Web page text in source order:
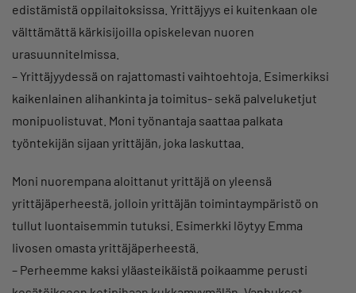
edistämistä oppilaitoksissa. Yrittäjyys ei kuitenkaan ole
välttämättä kärkisijoilla opiskelevan nuoren
urasuunnitelmissa.
– Yrittäjyydessä on rajattomasti vaihtoehtoja. Esimerkiksi
kaikenlainen alihankinta ja toimitus- sekä palveluketjut
monipuolistuvat. Moni työnantaja saattaa palkata
työntekijän sijaan yrittäjän, joka laskuttaa.
Moni nuorempana aloittanut yrittäjä on yleensä
yrittäjäperheestä, jolloin yrittäjän toimintaympäristö on
tullut luontaisemmin tutuksi. Esimerkki löytyy Emma
Iivosen omasta yrittäjäperheestä.
– Perheemme kaksi yläasteikäistä poikaamme perusti